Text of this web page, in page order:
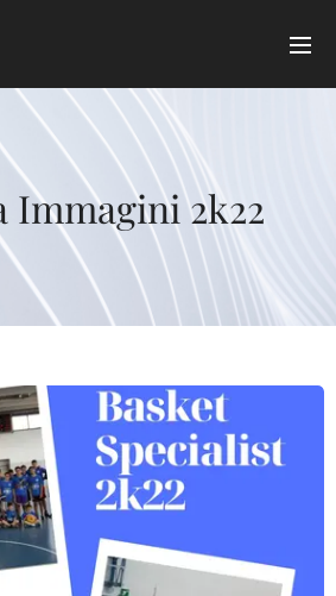
Immagini 2k22